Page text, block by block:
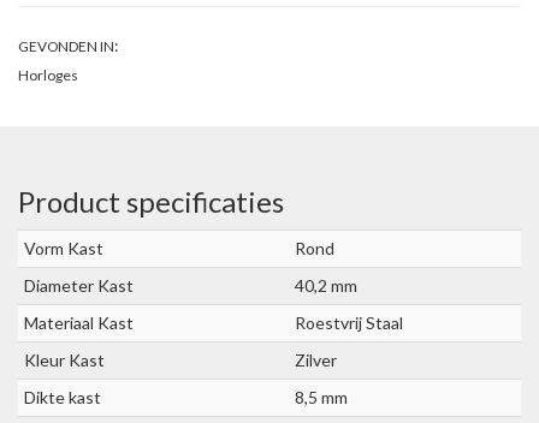
GEVONDEN IN:
Horloges
Product specificaties
Vorm Kast
Rond
Diameter Kast
40,2 mm
Materiaal Kast
Roestvrij Staal
Kleur Kast
Zilver
Dikte kast
8,5 mm